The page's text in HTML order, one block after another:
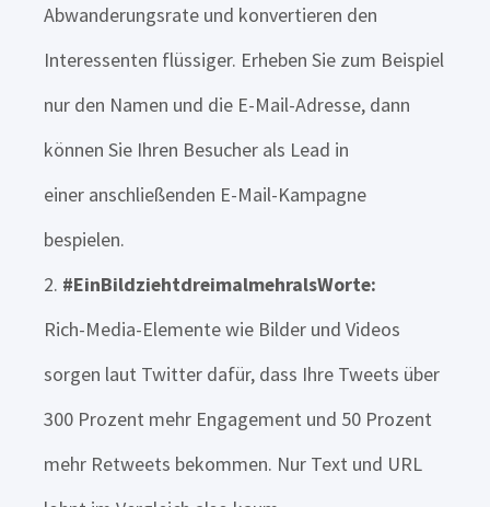
Abwanderungsrate und konvertieren den
Interessenten flüssiger. Erheben Sie zum Beispiel
nur den Namen und die E-Mail-Adresse, dann
können Sie Ihren Besucher als Lead in
einer anschließenden E-Mail-Kampagne
bespielen.
#EinBildziehtdreimalmehralsWorte:
Rich-Media-Elemente wie Bilder und Videos
sorgen laut Twitter dafür, dass Ihre Tweets über
300 Prozent mehr Engagement und 50 Prozent
mehr Retweets bekommen. Nur Text und URL